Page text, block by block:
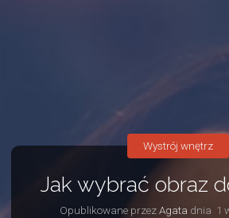
Jak wybrać obraz
Opublikowane przez Agata dnia 1
Wystrój wnętrz